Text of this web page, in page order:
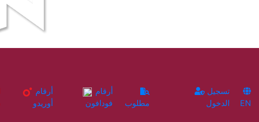
أوريدو
فودافون
مطلوب
الدخول
EN